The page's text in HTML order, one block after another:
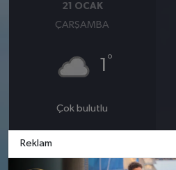
21 OCAK
ÇARŞAMBA
1 °
Çok bulutlu
Rüzgar: 13 km/h
Kar Olasılığı: %3
Reklam